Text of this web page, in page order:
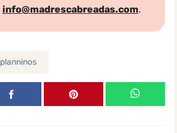
info@madrescabreadas.com.
planninos